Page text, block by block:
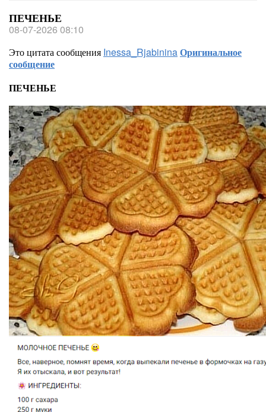
ПЕЧЕНЬЕ
08-07-2026 08:10
Это цитата сообщения Inessa_RjabininaОригинальное
сообщение
ПЕЧЕНЬЕ